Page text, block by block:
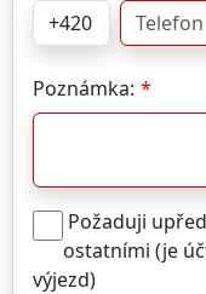
Poznámka:
Požaduji
ostatními (je
výjezd)